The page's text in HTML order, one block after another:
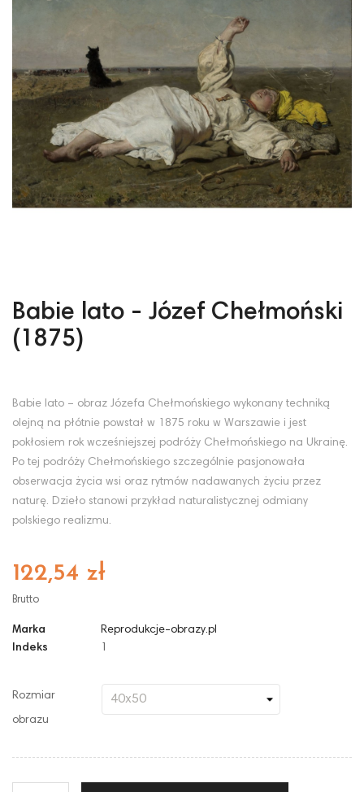
Babie lato - Józef Chełmoński
(1875)
Babie lato – obraz Józefa Chełmońskiego wykonany techniką
olejną na płótnie powstał w 1875 roku w Warszawie i jest
pokłosiem rok wcześniejszej podróży Chełmońskiego na Ukrainę.
Po tej podróży Chełmońskiego szczególnie pasjonowała
obserwacja życia wsi oraz rytmów nadawanych życiu przez
naturę. Dzieło stanowi przykład naturalistycznej odmiany
polskiego realizmu.
122,54 zł
Brutto
Marka
Reprodukcje-obrazy.pl
Indeks
Rozmiar
obrazu